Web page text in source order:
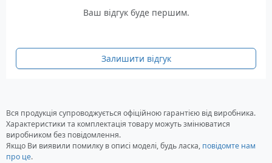
Ваш відгук буде першим.
Залишити відгук
Вся продукція супроводжується офіційною гарантією від виробника.
Характеристики та комплектація товару можуть змінюватися
виробником без повідомлення.
Якщо Ви виявили помилку в описі моделі, будь ласка, повідомте нам
про це.